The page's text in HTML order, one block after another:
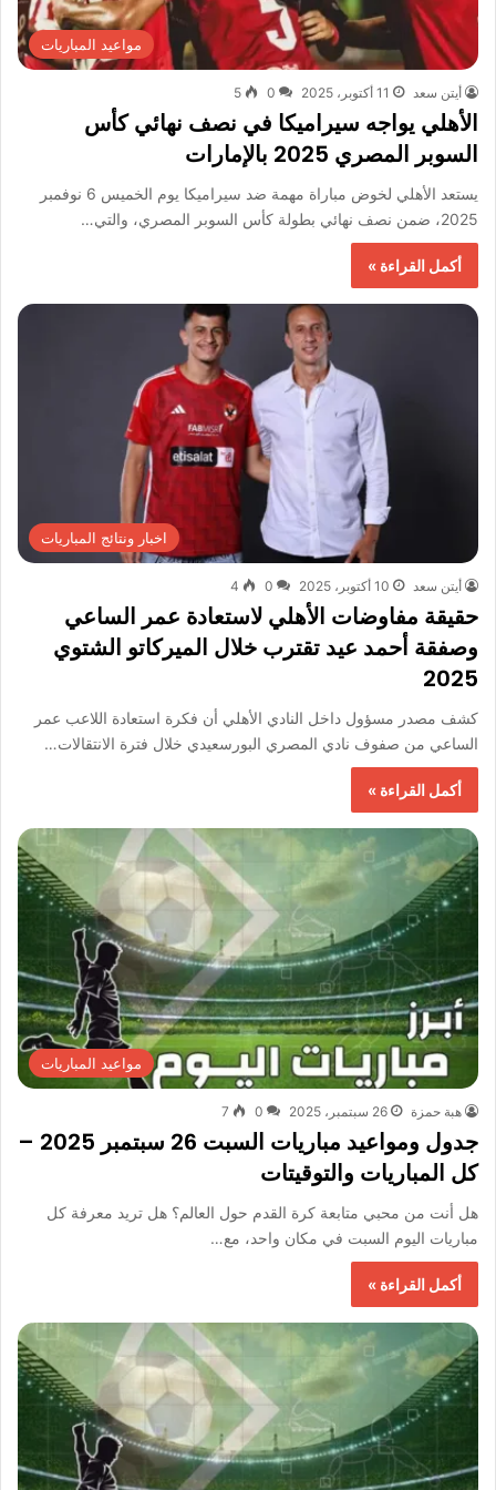
مواعيد المباريات
أيتن سعد 11 أكتوبر، 2025 0
5
الأهلي يواجه سيراميكا في نصف نهائي كأس
السوبر المصري 2025 بالإمارات
يستعد الأهلي لخوض مباراة مهمة ضد سيراميكا يوم الخميس 6 نوفمبر
2025، ضمن نصف نهائي بطولة كأس السوبر المصري، والتي…
أكمل القراءة »
اخبار ونتائج المباريات
أيتن سعد 10 أكتوبر، 2025 0
4
حقيقة مفاوضات الأهلي لاستعادة عمر الساعي
وصفقة أحمد عيد تقترب خلال الميركاتو الشتوي
2025
كشف مصدر مسؤول داخل النادي الأهلي أن فكرة استعادة اللاعب عمر
الساعي من صفوف نادي المصري البورسعيدي خلال فترة الانتقالات…
أكمل القراءة »
مواعيد المباريات
هبة حمزة 26 سبتمبر، 2025 0
7
جدول ومواعيد مباريات السبت 26 سبتمبر 2025 –
كل المباريات والتوقيتات
هل أنت من محبي متابعة كرة القدم حول العالم؟ هل تريد معرفة كل
مباريات اليوم السبت في مكان واحد، مع…
أكمل القراءة »